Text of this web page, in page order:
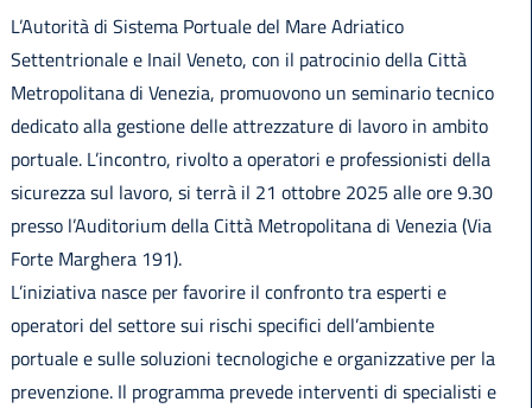
L’Autorità di Sistema Portuale del Mare Adriatico
Settentrionale e Inail Veneto, con il patrocinio della Città
Metropolitana di Venezia, promuovono un seminario tecnico
dedicato alla gestione delle attrezzature di lavoro in ambito
portuale. L’incontro, rivolto a operatori e professionisti della
sicurezza sul lavoro, si terrà il 21 ottobre 2025 alle ore 9.30
presso l’Auditorium della Città Metropolitana di Venezia (Via
Forte Marghera 191).
L’iniziativa nasce per favorire il confronto tra esperti e
operatori del settore sui rischi specifici dell’ambiente
portuale e sulle soluzioni tecnologiche e organizzative per la
prevenzione. Il programma prevede interventi di specialisti e